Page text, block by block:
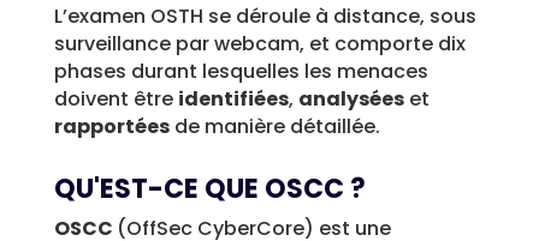
L’examen OSTH se déroule à distance, sous
surveillance par webcam, et comporte dix
phases durant lesquelles les menaces
doivent être identifiées, analyséeset
rapportéesde manière détaillée.
QU'EST-CE QUE OSCC ?
OSCC (OffSec CyberCore) est une